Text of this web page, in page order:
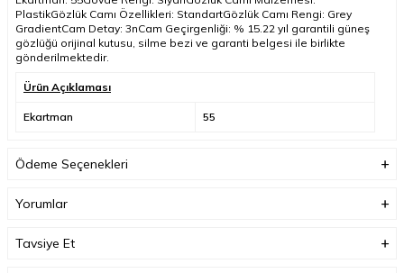
PlastikGözlük Camı Özellikleri: StandartGözlük Camı Rengi: Grey
GradientCam Detay: 3nCam Geçirgenliği: % 15.22 yıl garantili güneş
gözlüğü orijinal kutusu, silme bezi ve garanti belgesi ile birlikte
gönderilmektedir.
Ürün Açıklaması
Ekartman 55
Ödeme Seçenekleri
Yorumlar
Tavsiye Et